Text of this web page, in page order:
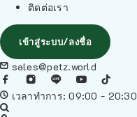
ติดต่อเรา
เข้าสู่ระบบ/ลงชื่อ
sales@petz.world
เวลาทำการ: 09:00 - 20:30